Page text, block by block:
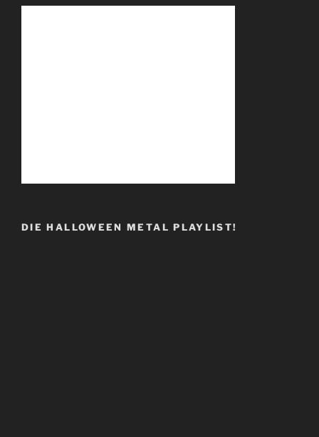
DIE HALLOWEEN METAL PLAYLIST!